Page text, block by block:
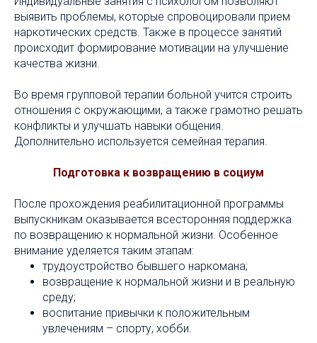
выявить проблемы, которые спровоцировали прием
наркотических средств. Также в процессе занятий
происходит формирование мотивации на улучшение
качества жизни.
Во время групповой терапии больной учится строить
отношения с окружающими, а также грамотно решать
конфликты и улучшать навыки общения.
Дополнительно используется семейная терапия.
Подготовка к возвращению в социум
После прохождения реабилитационной программы
выпускникам оказывается всесторонняя поддержка
по возвращению к нормальной жизни. Особенное
внимание уделяется таким этапам:
трудоустройство бывшего наркомана;
возвращение к нормальной жизни и в реальную
среду;
воспитание привычки к положительным
увлечениям – спорту, хобби.